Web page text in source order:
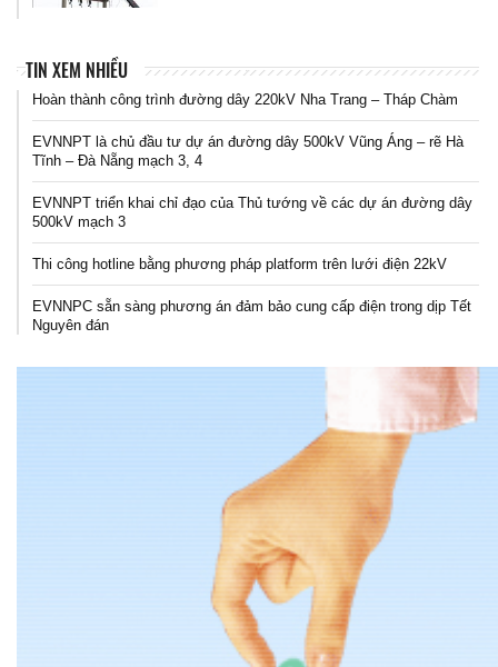
TIN XEM NHIỀU
Hoàn thành công trình đường dây 220kV Nha Trang – Tháp Chàm
EVNNPT là chủ đầu tư dự án đường dây 500kV Vũng Áng – rẽ Hà
Tĩnh – Đà Nẵng mạch 3, 4
EVNNPT triển khai chỉ đạo của Thủ tướng về các dự án đường dây
500kV mạch 3
Thi công hotline bằng phương pháp platform trên lưới điện 22kV
EVNNPC sẵn sàng phương án đảm bảo cung cấp điện trong dịp Tết
Nguyên đán